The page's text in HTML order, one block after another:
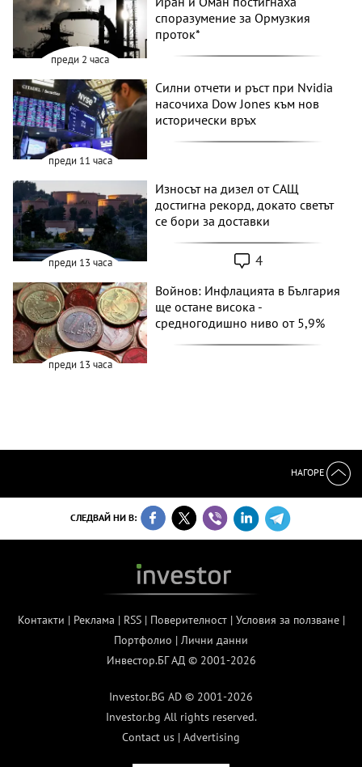
преди 2 часа
споразумение за Ормузкия
проток*
преди 11 часа
Силни отчети и ръст при Nvidia
насочиха Dow Jones към нов
исторически връх
преди 13 часа
Износът на дизел от САЩ
достигна рекорд, докато светът
се бори за доставки
4
преди 13 часа
Войнов: Инфлацията в България
ще остане висока -
средногодишно ниво от 5,9%
НАГОРЕ
СЛЕДВАЙ НИ В:
Контакти | Реклама | RSS| Поверителност| Условия за ползване|
Портфолио | Лични данни
Инвестор.БГ АД © 2001-2026
Investor.BG AD © 2001-2026
Investor.bg All rights reserved.
Contact us | Advertising